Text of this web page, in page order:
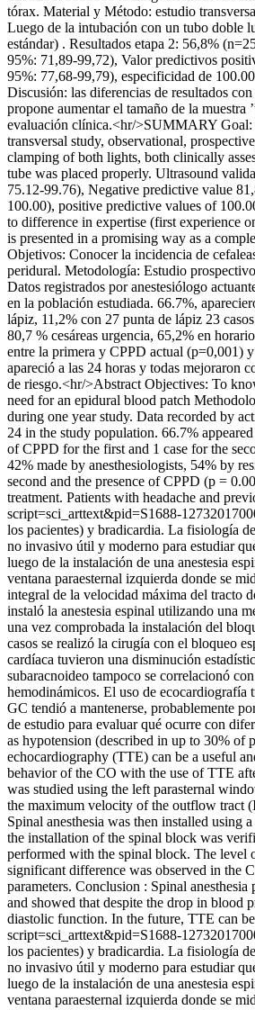
tórax. Material y Método: estudio
Luego de la intubación con un tubo doble
estándar) . Resultados etapa 2: 56,8%
95%: 71,89-99,72), Valor predictivos
95%: 77,68-99,79), especificidad de
Discusión: las diferencias de resultados
propone aumentar el tamaño de la muestra
evaluación clínica.<hr/>SUMMARY Goal:
transversal study, observational,
clamping of both lights, both clinically
tube was placed properly. Ultrasound
75.12-99.76), Negative predictive value
100.00), positive predictive values of
to difference in expertise (first experience
is presented in a promising way as a
Objetivos: Conocer la incidencia de
peridural. Metodología: Estudio
Datos registrados por anestesiólogo
en la población estudiada. 66.7%,
lápiz, 11,2% con 27 punta de lápiz 23
80,7 % cesáreas urgencia, 65,2% en
entre la primera y CPPD actual (p=0,001)
apareció a las 24 horas y todas mejoraron
de riesgo.<hr/>Abstract Objectives: To
need for an epidural blood patch
during one year study. Data recorded by
24 in the study population. 66.7%
of CPPD for the first and 1 case for the
42% made by anesthesiologists, 54% by
second and the presence of CPPD (p =
treatment. Patients with headache and
script=sci_arttext&pid=S1688-
los pacientes) y bradicardia. La fisiología
no invasivo útil y moderno para estudiar
luego de la instalación de una anestesia
ventana paraesternal izquierda donde se
integral de la velocidad máxima del tracto
instaló la anestesia espinal utilizando una
una vez comprobada la instalación del
casos se realizó la cirugía con el bloqueo
cardíaca tuvieron una disminución
subaracnoideo tampoco se correlacionó
hemodinámicos. El uso de ecocardiografía
GC tendió a mantenerse, probablemente
de estudio para evaluar qué ocurre con
as hypotension (described in up to 30% of
echocardiography (TTE) can be a useful
behavior of the CO with the use of TTE
was studied using the left parasternal
the maximum velocity of the outflow tract
Spinal anesthesia was then installed
the installation of the spinal block was
performed with the spinal block. The level
significant difference was observed in the
parameters. Conclusion : Spinal
and showed that despite the drop in blood
diastolic function. In the future, TTE can
script=sci_arttext&pid=S1688-
los pacientes) y bradicardia. La fisiología
no invasivo útil y moderno para estudiar
luego de la instalación de una anestesia
ventana paraesternal izquierda donde se